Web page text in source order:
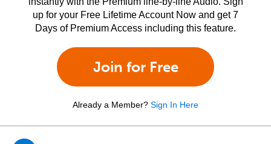
up for your Free Lifetime Account Now and get 7
Days of Premium Access including this feature.
Join for Free
Already a Member? Sign In Here